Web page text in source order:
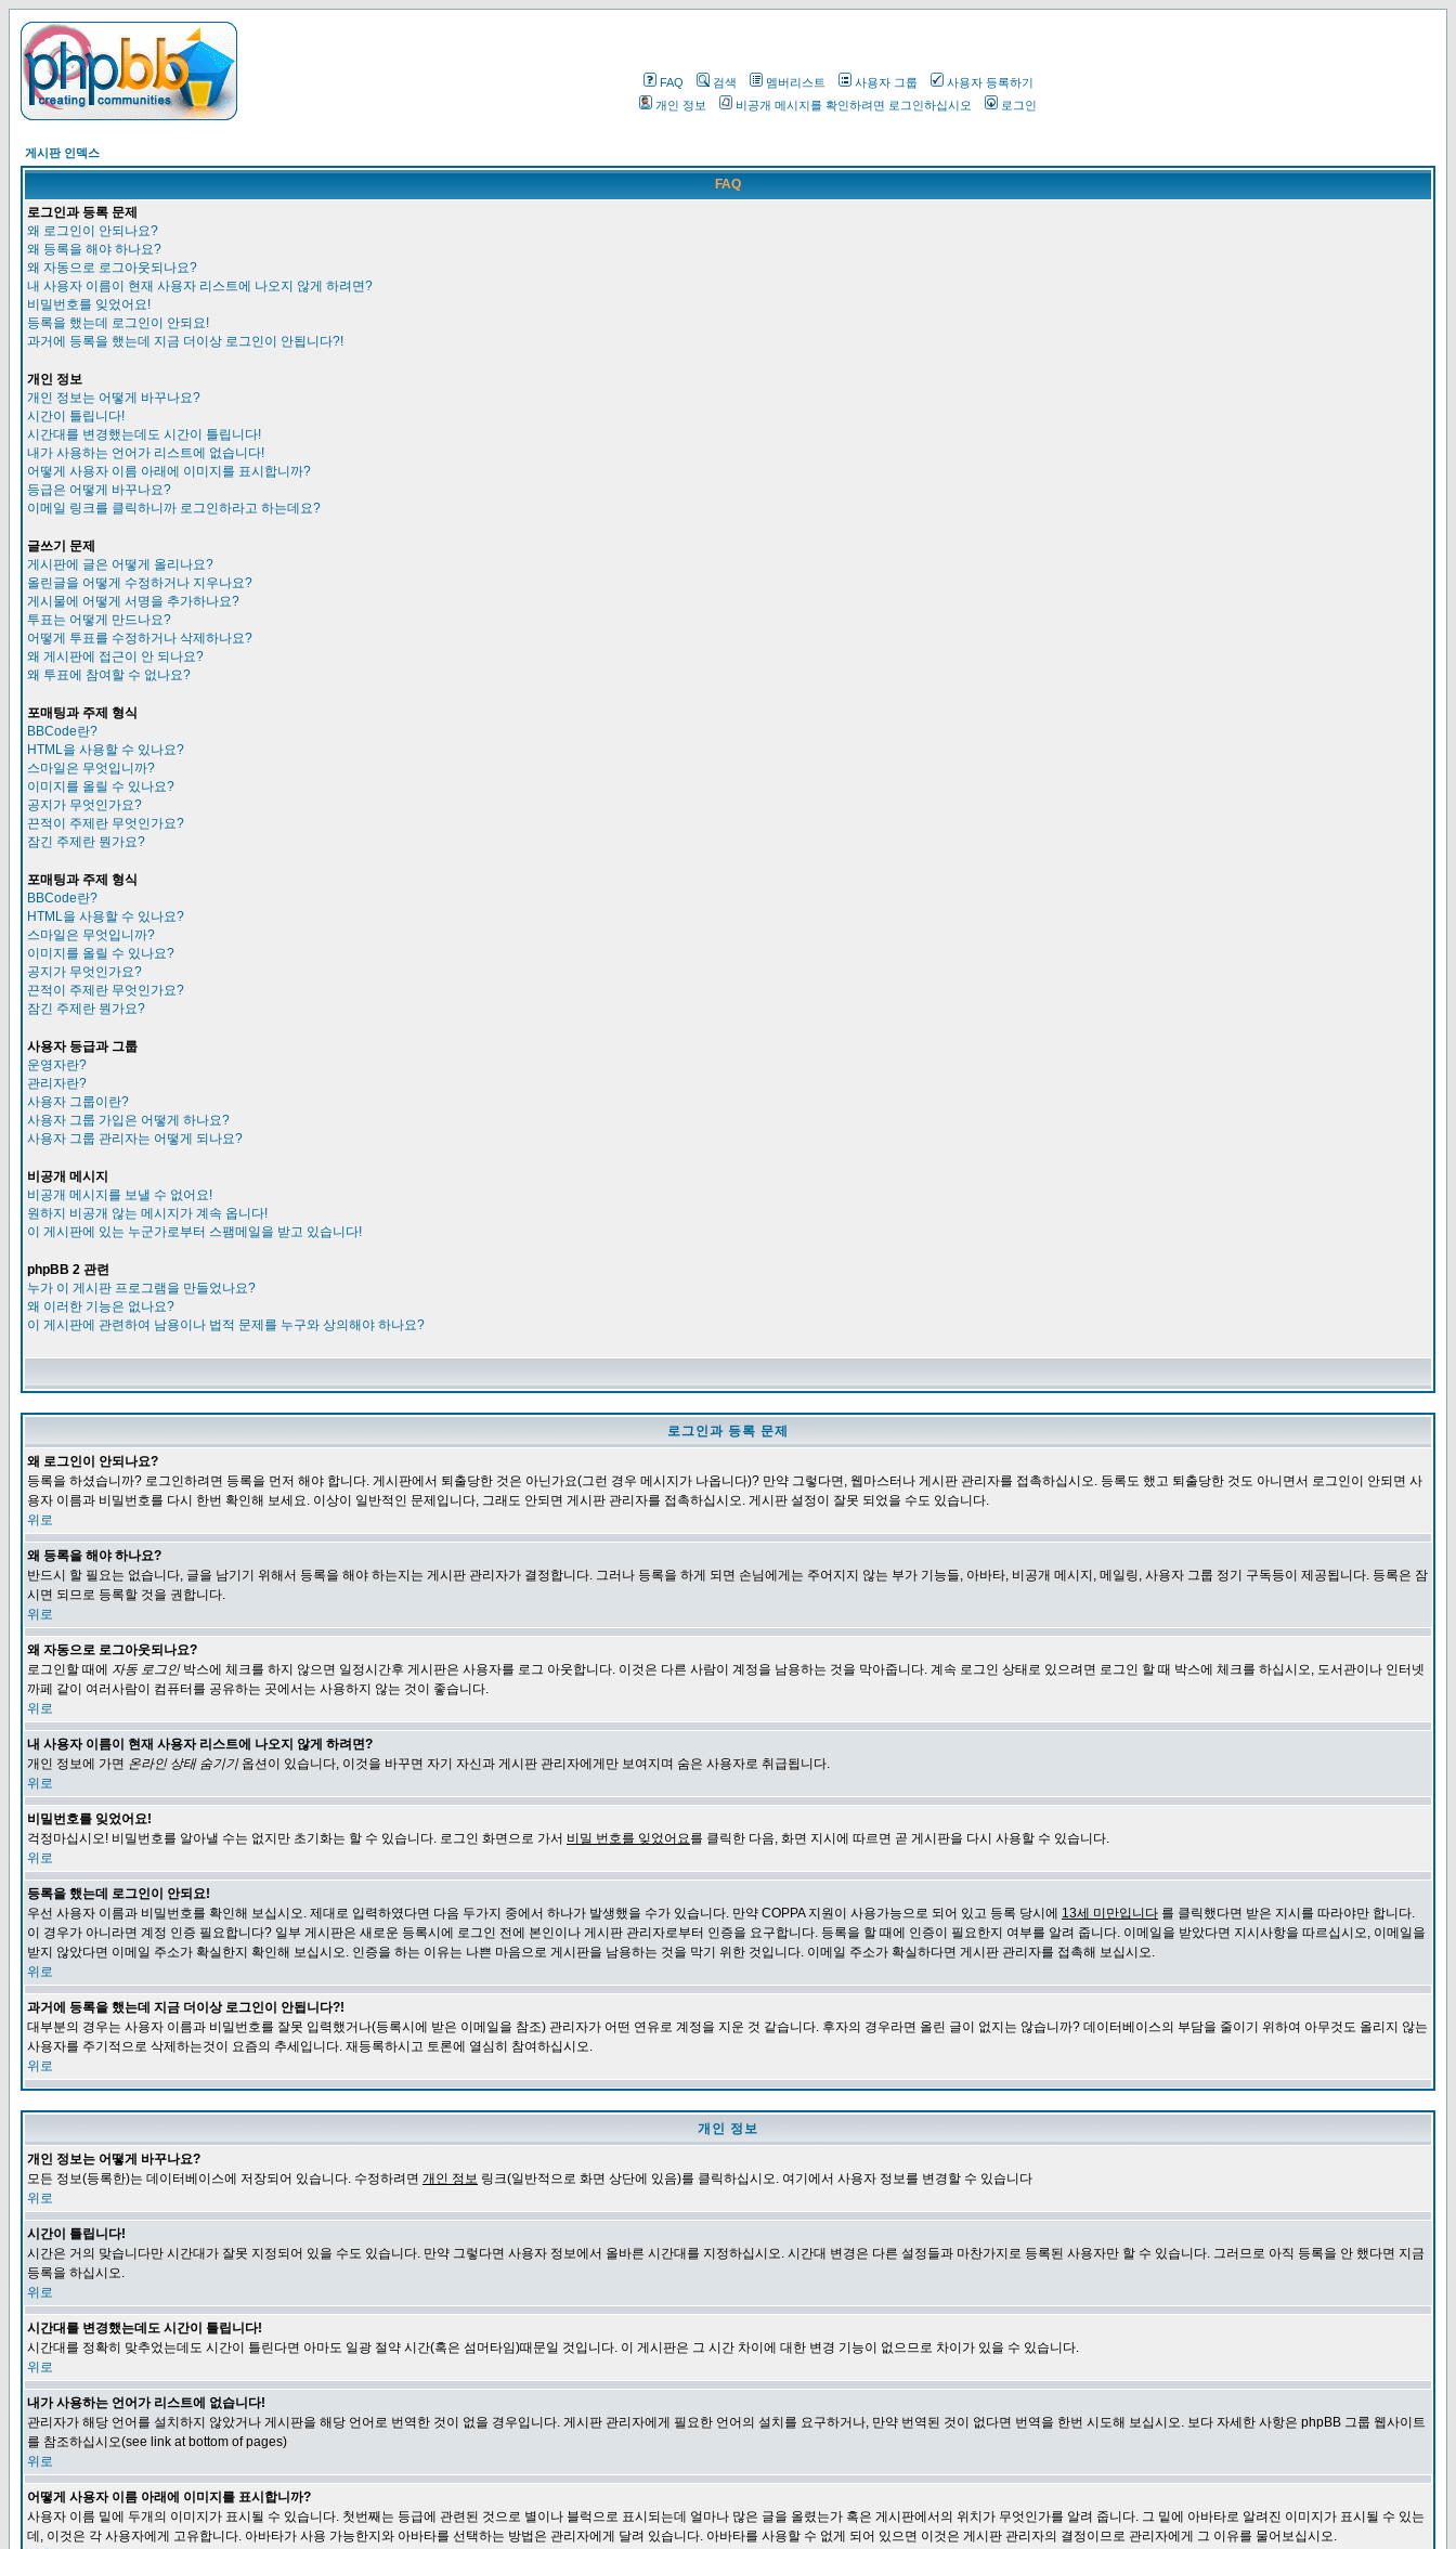
FAQ 검색 멤버리스트 사용자 그룹
사용자 등록하기
개인 정보
비공개 메시지를 확인하려면 로그인하십시오 로그인
게시판 인덱스
FAQ
로그인과 등록 문제
왜 로그인이 안되나요?
왜 등록을 해야 하나요?
왜 자동으로 로그아웃되나요?
내 사용자 이름이 현재 사용자 리스트에 나오지 않게 하려면?
비밀번호를 잊었어요!
등록을 했는데 로그인이 안되요!
과거에 등록을 했는데 지금 더이상 로그인이 안됩니다?!
개인 정보
개인 정보는 어떻게 바꾸나요?
시간이 틀립니다!
시간대를 변경했는데도 시간이 틀립니다!
내가 사용하는 언어가 리스트에 없습니다!
어떻게 사용자 이름 아래에 이미지를 표시합니까?
등급은 어떻게 바꾸나요?
이메일 링크를 클릭하니까 로그인하라고 하는데요?
글쓰기 문제
게시판에 글은 어떻게 올리나요?
올린글을 어떻게 수정하거나 지우나요?
게시물에 어떻게 서명을 추가하나요?
투표는 어떻게 만드나요?
어떻게 투표를 수정하거나 삭제하나요?
왜 게시판에 접근이 안 되나요?
왜 투표에 참여할 수 없나요?
포매팅과 주제 형식
BBCode란?
HTML을 사용할 수 있나요?
스마일은 무엇입니까?
이미지를 올릴 수 있나요?
공지가 무엇인가요?
끈적이 주제란 무엇인가요?
잠긴 주제란 뭔가요?
포매팅과 주제 형식
BBCode란?
HTML을 사용할 수 있나요?
스마일은 무엇입니까?
이미지를 올릴 수 있나요?
공지가 무엇인가요?
끈적이 주제란 무엇인가요?
잠긴 주제란 뭔가요?
사용자 등급과 그룹
운영자란?
관리자란?
사용자 그룹이란?
사용자 그룹 가입은 어떻게 하나요?
사용자 그룹 관리자는 어떻게 되나요?
비공개 메시지
비공개 메시지를 보낼 수 없어요!
원하지 비공개 않는 메시지가 계속 옵니다!
이 게시판에 있는 누군가로부터 스팸메일을 받고 있습니다!
phpBB 2 관련
누가 이 게시판 프로그램을 만들었나요?
왜 이러한 기능은 없나요?
이 게시판에 관련하여 남용이나 법적 문제를 누구와 상의해야 하나요?
로그인과 등록 문제
왜 로그인이 안되나요?
등록을 하셨습니까? 로그인하려면 등록을 먼저 해야 합니다. 게시판에서 퇴출당한 것은 아닌가요(그런 경우 메시지가 나옵니다)? 만약 그렇다면, 웹마스터나 게시판 관리자를 접촉하십시오. 등록도 했고 퇴출당한 것도 아니면서 로그인이 안되면 사
용자 이름과 비밀번호를 다시 한번 확인해 보세요. 이상이 일반적인 문제입니다, 그래도 안되면 게시판 관리자를 접촉하십시오. 게시판 설정이 잘못 되었을 수도 있습니다.
위로
왜 등록을 해야 하나요?
반드시 할 필요는 없습니다, 글을 남기기 위해서 등록을 해야 하는지는 게시판 관리자가 결정합니다. 그러나 등록을 하게 되면 손님에게는 주어지지 않는 부가 기능들, 아바타, 비공개 메시지, 메일링, 사용자 그룹 정기 구독등이 제공됩니다. 등록은 잠
시면 되므로 등록할 것을 권합니다.
위로
왜 자동으로 로그아웃되나요?
로그인할 때에 자동 로그인박스에 체크를 하지 않으면 일정시간후 게시판은 사용자를 로그 아웃합니다. 이것은 다른 사람이 계정을 남용하는 것을 막아줍니다. 계속 로그인 상태로 있으려면 로그인 할 때 박스에 체크를 하십시오, 도서관이나 인터넷
까페 같이 여러사람이 컴퓨터를 공유하는 곳에서는 사용하지 않는 것이 좋습니다.
위로
내 사용자 이름이 현재 사용자 리스트에 나오지 않게 하려면?
개인 정보에 가면 온라인 상태 숨기기옵션이 있습니다, 이것을 바꾸면 자기 자신과 게시판 관리자에게만 보여지며 숨은 사용자로 취급됩니다.
위로
비밀번호를 잊었어요!
걱정마십시오! 비밀번호를 알아낼 수는 없지만 초기화는 할 수 있습니다. 로그인 화면으로 가서 비밀 번호를 잊었어요를 클릭한 다음, 화면 지시에 따르면 곧 게시판을 다시 사용할 수 있습니다.
위로
등록을 했는데 로그인이 안되요!
우선 사용자 이름과 비밀번호를 확인해 보십시오. 제대로 입력하였다면 다음 두가지 중에서 하나가 발생했을 수가 있습니다. 만약 COPPA 지원이 사용가능으로 되어 있고 등록 당시에 13세 미만입니다 를 클릭했다면 받은 지시를 따라야만 합니다.
이 경우가 아니라면 계정 인증 필요합니다? 일부 게시판은 새로운 등록시에 로그인 전에 본인이나 게시판 관리자로부터 인증을 요구합니다. 등록을 할 때에 인증이 필요한지 여부를 알려 줍니다. 이메일을 받았다면 지시사항을 따르십시오, 이메일을
받지 않았다면 이메일 주소가 확실한지 확인해 보십시오. 인증을 하는 이유는 나쁜 마음으로 게시판을 남용하는 것을 막기 위한 것입니다. 이메일 주소가 확실하다면 게시판 관리자를 접촉해 보십시오.
위로
과거에 등록을 했는데 지금 더이상 로그인이 안됩니다?!
대부분의 경우는 사용자 이름과 비밀번호를 잘못 입력했거나(등록시에 받은 이메일을 참조) 관리자가 어떤 연유로 계정을 지운 것 같습니다. 후자의 경우라면 올린 글이 없지는 않습니까? 데이터베이스의 부담을 줄이기 위하여 아무것도 올리지 않는
사용자를 주기적으로 삭제하는것이 요즘의 추세입니다. 재등록하시고 토론에 열심히 참여하십시오.
위로
개인 정보
개인 정보는 어떻게 바꾸나요?
모든 정보(등록한)는 데이터베이스에 저장되어 있습니다. 수정하려면 개인 정보 링크(일반적으로 화면 상단에 있음)를 클릭하십시오. 여기에서 사용자 정보를 변경할 수 있습니다
위로
시간이 틀립니다!
시간은 거의 맞습니다만 시간대가 잘못 지정되어 있을 수도 있습니다. 만약 그렇다면 사용자 정보에서 올바른 시간대를 지정하십시오. 시간대 변경은 다른 설정들과 마찬가지로 등록된 사용자만 할 수 있습니다. 그러므로 아직 등록을 안 했다면 지금
등록을 하십시오.
위로
시간대를 변경했는데도 시간이 틀립니다!
시간대를 정확히 맞추었는데도 시간이 틀린다면 아마도 일광 절약 시간(혹은 섬머타임)때문일 것입니다. 이 게시판은 그 시간 차이에 대한 변경 기능이 없으므로 차이가 있을 수 있습니다.
위로
내가 사용하는 언어가 리스트에 없습니다!
관리자가 해당 언어를 설치하지 않았거나 게시판을 해당 언어로 번역한 것이 없을 경우입니다. 게시판 관리자에게 필요한 언어의 설치를 요구하거나, 만약 번역된 것이 없다면 번역을 한번 시도해 보십시오. 보다 자세한 사항은 phpBB 그룹 웹사이트
를 참조하십시오(see link at bottom of pages)
위로
어떻게 사용자 이름 아래에 이미지를 표시합니까?
사용자 이름 밑에 두개의 이미지가 표시될 수 있습니다. 첫번째는 등급에 관련된 것으로 별이나 블럭으로 표시되는데 얼마나 많은 글을 올렸는가 혹은 게시판에서의 위치가 무엇인가를 알려 줍니다. 그 밑에 아바타로 알려진 이미지가 표시될 수 있는
데, 이것은 각 사용자에게 고유합니다. 아바타가 사용 가능한지와 아바타를 선택하는 방법은 관리자에게 달려 있습니다. 아바타를 사용할 수 없게 되어 있으면 이것은 게시판 관리자의 결정이므로 관리자에게 그 이유를 물어보십시오.